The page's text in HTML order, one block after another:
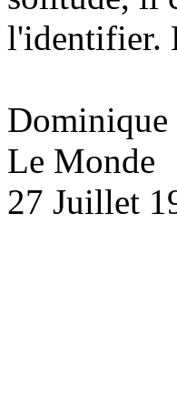
l'identifier.
Le Monde
27 Juillet